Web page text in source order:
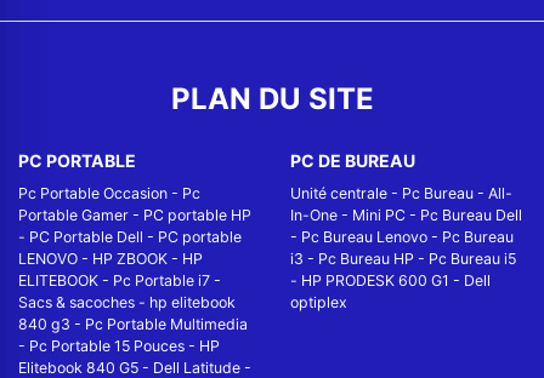
PLAN DU SITE
PC PORTABLE
Pc Portable Occasion - Pc
Portable Gamer - PC portable HP
- PC Portable Dell - PC portable
LENOVO - HP ZBOOK - HP
ELITEBOOK - Pc Portable i7 -
Sacs & sacoches - hp elitebook
840 g3 - Pc Portable Multimedia
- Pc Portable 15 Pouces - HP
Elitebook 840 G5 - Dell Latitude -
PC DE BUREAU
Unité centrale - Pc Bureau - All-
In-One - Mini PC - Pc Bureau Dell
- Pc Bureau Lenovo - Pc Bureau
i3 - Pc Bureau HP - Pc Bureau i5
- HP PRODESK 600 G1 - Dell
optiplex